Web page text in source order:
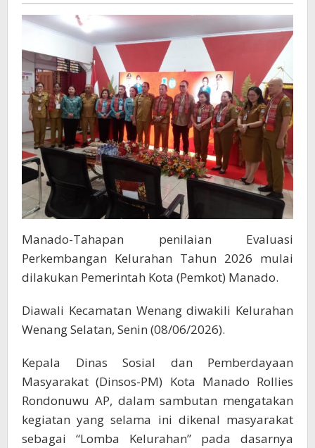
:
Tidak
Menerima
Titipan
Manado-Tahapan penilaian Evaluasi
Perkembangan Kelurahan Tahun 2026 mulai
dilakukan Pemerintah Kota (Pemkot) Manado.
Diawali Kecamatan Wenang diwakili Kelurahan
Wenang Selatan, Senin (08/06/2026).
Kepala Dinas Sosial dan Pemberdayaan
Masyarakat (Dinsos-PM) Kota Manado Rollies
Rondonuwu AP, dalam sambutan mengatakan
kegiatan yang selama ini dikenal masyarakat
sebagai “Lomba Kelurahan” pada dasarnya